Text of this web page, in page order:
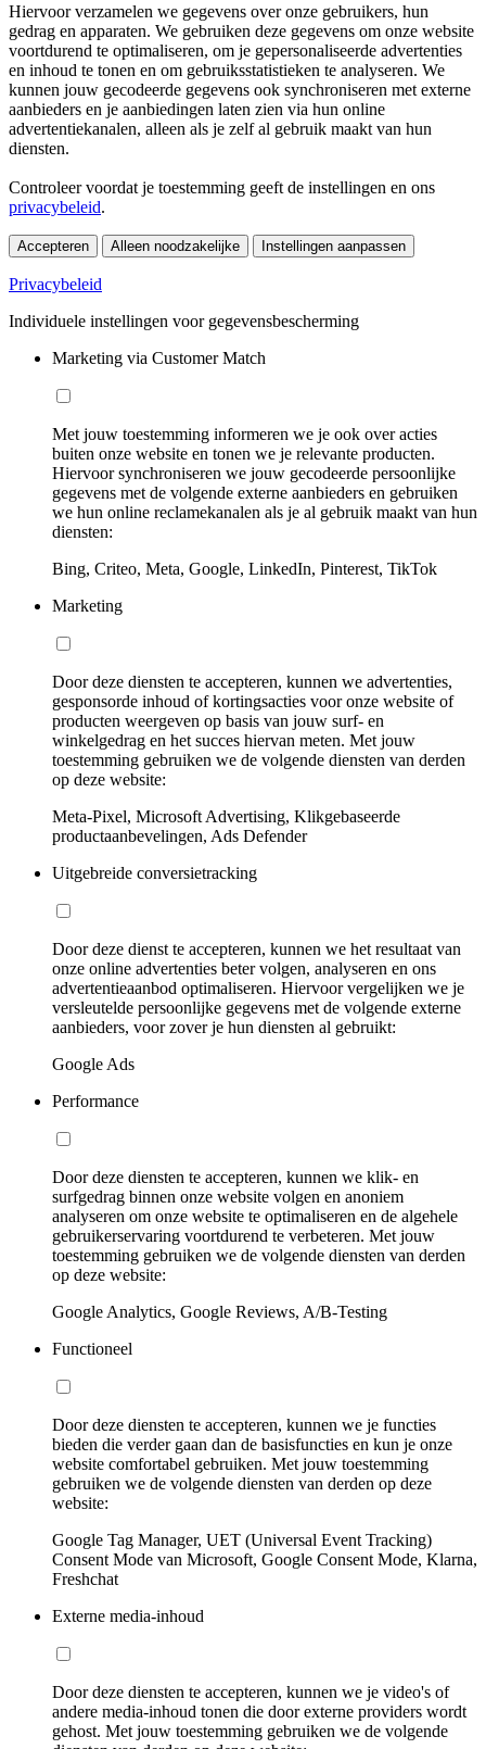
Hiervoor verzamelen we gegevens over onze gebruikers, hun
gedrag en apparaten. We gebruiken deze gegevens om onze website
voortdurend te optimaliseren, om je gepersonaliseerde advertenties
en inhoud te tonen en om gebruiksstatistieken te analyseren. We
kunnen jouw gecodeerde gegevens ook synchroniseren met externe
aanbieders en je aanbiedingen laten zien via hun online
advertentiekanalen, alleen als je zelf al gebruik maakt van hun
diensten.
Controleer voordat je toestemming geeft de instellingen en ons
privacybeleid.
Accepteren Alleen noodzakelijke Instellingen aanpassen
Privacybeleid
Individuele instellingen voor gegevensbescherming
Marketing via Customer Match
Met jouw toestemming informeren we je ook over acties
buiten onze website en tonen we je relevante producten.
Hiervoor synchroniseren we jouw gecodeerde persoonlijke
gegevens met de volgende externe aanbieders en gebruiken
we hun online reclamekanalen als je al gebruik maakt van hun
diensten:
Bing, Criteo, Meta, Google, LinkedIn, Pinterest, TikTok
Marketing
Door deze diensten te accepteren, kunnen we advertenties,
gesponsorde inhoud of kortingsacties voor onze website of
producten weergeven op basis van jouw surf- en
winkelgedrag en het succes hiervan meten. Met jouw
toestemming gebruiken we de volgende diensten van derden
op deze website:
Meta-Pixel, Microsoft Advertising, Klikgebaseerde
productaanbevelingen, Ads Defender
Uitgebreide conversietracking
Door deze dienst te accepteren, kunnen we het resultaat van
onze online advertenties beter volgen, analyseren en ons
advertentieaanbod optimaliseren. Hiervoor vergelijken we je
versleutelde persoonlijke gegevens met de volgende externe
aanbieders, voor zover je hun diensten al gebruikt:
Google Ads
Performance
Door deze diensten te accepteren, kunnen we klik- en
surfgedrag binnen onze website volgen en anoniem
analyseren om onze website te optimaliseren en de algehele
gebruikerservaring voortdurend te verbeteren. Met jouw
toestemming gebruiken we de volgende diensten van derden
op deze website:
Google Analytics, Google Reviews, A/B-Testing
Functioneel
Door deze diensten te accepteren, kunnen we je functies
bieden die verder gaan dan de basisfuncties en kun je onze
website comfortabel gebruiken. Met jouw toestemming
gebruiken we de volgende diensten van derden op deze
website:
Google Tag Manager, UET (Universal Event Tracking)
Consent Mode van Microsoft, Google Consent Mode, Klarna,
Freshchat
Externe media-inhoud
Door deze diensten te accepteren, kunnen we je video's of
andere media-inhoud tonen die door externe providers wordt
gehost. Met jouw toestemming gebruiken we de volgende